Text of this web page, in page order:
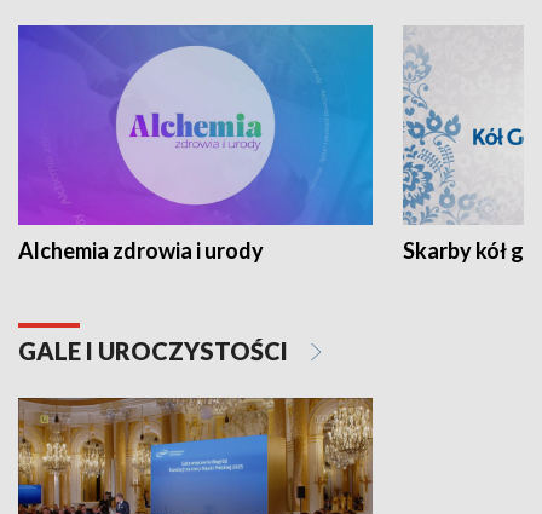
Alchemia zdrowia i urody Skarby kół
GALE I UROCZYSTOŚCI